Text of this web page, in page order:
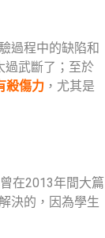
過程中的缺陷和
過武斷了；至於
殺傷力 ，尤其是
在2013年間大篇
決的，因為學生